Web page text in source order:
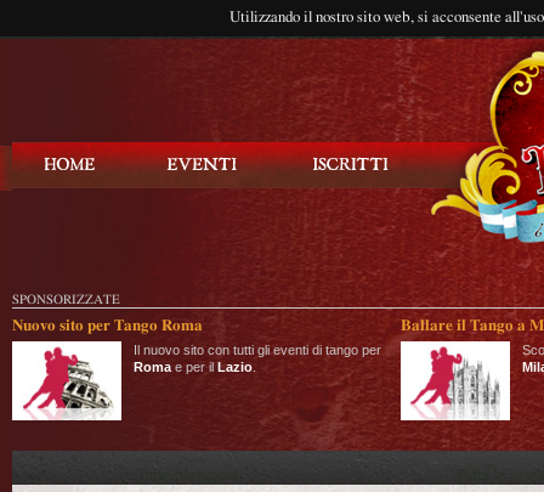
Utilizzando il nostro sito web, si acconsente
SPONSORIZZATE
Nuovo sito per Tango Roma
Il nuovo sito con tutti gli eventi di tango per
Roma e per il Lazio
Ballare il Tango a